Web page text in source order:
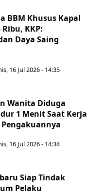
BBM Khusus Kapal
Ribu, KKP:
Daya Saing
16 Jul 2026 - 14:35
Wanita Diduga
1 Menit Saat Kerja
16 Jul 2026 - 14:34
Siap Tindak
Pelaku